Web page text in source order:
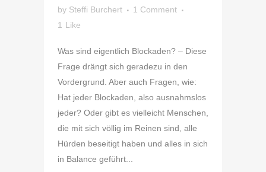
by Steffi Burchert
1 Comment
1 Like
Was sind eigentlich Blockaden? – Diese
Frage drängt sich geradezu in den
Vordergrund. Aber auch Fragen, wie:
Hat jeder Blockaden, also ausnahmslos
jeder? Oder gibt es vielleicht Menschen,
die mit sich völlig im Reinen sind, alle
Hürden beseitigt haben und alles in sich
in Balance geführt...